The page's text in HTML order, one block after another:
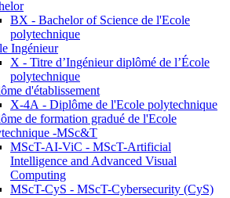
BX - Bachelor of Science de l'Ecole
polytechnique
Ingénieur
X - Titre d’Ingénieur diplômé de l’École
polytechnique
d'établissement
X-4A - Diplôme de l'Ecole polytechnique
de formation gradué de l'Ecole
-MSc&T
MScT-AI-ViC - MScT-Artificial
Intelligence and Advanced Visual
Computing
MScT-CyS - MScT-Cybersecurity (CyS)